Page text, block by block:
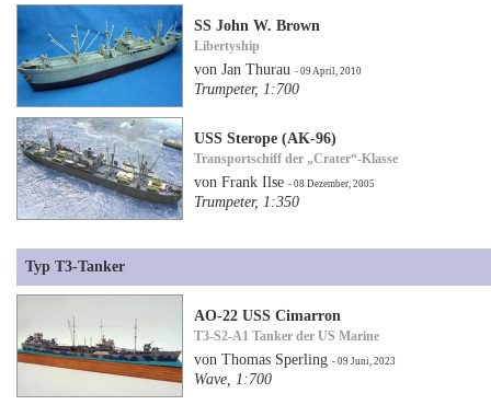
SS John W. Brown
Libertyship
von Jan Thurau- 09 April, 2010
Trumpeter, 1:700
USS Sterope (AK-96)
Transportschiff der „Crater“-Klasse
von Frank Ilse- 08 Dezember, 2005
Trumpeter, 1:350
Typ T3-Tanker
AO-22 USS Cimarron
T3-S2-A1 Tanker der US Marine
von Thomas Sperling- 09 Juni, 2023
Wave, 1:700